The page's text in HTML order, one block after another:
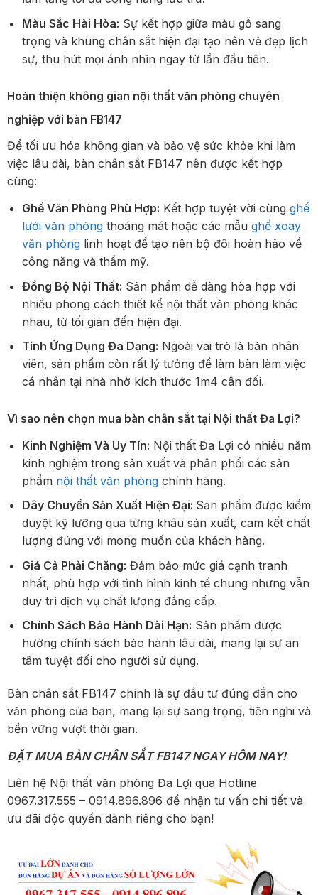
Màu Sắc Hài Hòa: Sự kết hợp giữa màu gỗ sang
trọng và khung chân sắt hiện đại tạo nên vẻ đẹp lịch
sự, thu hút mọi ánh nhìn ngay từ lần đầu tiên.
Hoàn thiện không gian nội thất văn phòng chuyên
nghiệp với bàn FB147
Để tối ưu hóa không gian và bảo vệ sức khỏe khi làm
việc lâu dài, bàn chân sắt FB147 nên được kết hợp
cùng:
Ghế Văn Phòng Phù Hợp: Kết hợp tuyệt vời cùng ghế
lưới văn phòngthoáng mát hoặc các mẫu ghế xoay
văn phònglinh hoạt để tạo nên bộ đôi hoàn hảo về
công năng và thẩm mỹ.
Đồng Bộ Nội Thất: Sản phẩm dễ dàng hòa hợp với
nhiều phong cách thiết kế nội thất văn phòng khác
nhau, từ tối giản đến hiện đại.
Tính Ứng Dụng Đa Dạng: Ngoài vai trò là bàn nhân
viên, sản phẩm còn rất lý tưởng để làm bàn làm việc
cá nhân tại nhà nhờ kích thước 1m4 cân đối.
Vì sao nên chọn mua bàn chân sắt tại Nội thất Đa Lợi?
Kinh Nghiệm Và Uy Tín: Nội thất Đa Lợi có nhiều năm
kinh nghiệm trong sản xuất và phân phối các sản
phẩm nội thất văn phòngchính hãng.
Dây Chuyền Sản Xuất Hiện Đại: Sản phẩm được kiểm
duyệt kỹ lưỡng qua từng khâu sản xuất, cam kết chất
lượng đúng với mong muốn của khách hàng.
Giá Cả Phải Chăng: Đảm bảo mức giá cạnh tranh
nhất, phù hợp với tình hình kinh tế chung nhưng vẫn
duy trì dịch vụ chất lượng đẳng cấp.
Chính Sách Bảo Hành Dài Hạn: Sản phẩm được
hưởng chính sách bảo hành lâu dài, mang lại sự an
tâm tuyệt đối cho người sử dụng.
Bàn chân sắt FB147 chính là sự đầu tư đúng đắn cho
văn phòng của bạn, mang lại sự sang trọng, tiện nghi và
bền vững vượt thời gian.
ĐẶT MUA BÀN CHÂN SẮT FB147 NGAY HÔM NAY!
Liên hệ Nội thất văn phòng Đa Lợi qua Hotline
0967.317.555 – 0914.896.896 để nhận tư vấn chi tiết và
ưu đãi độc quyền dành riêng cho bạn!